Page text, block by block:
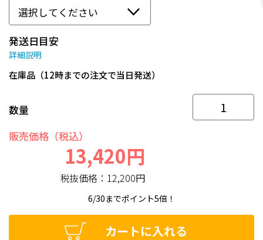
発送日目安
詳細説明
在庫品（12時までの注文で当日発送）
数量
販売価格（税込）
13,420円
税抜価格： 12,200円
6/30までポイント5倍！
カートに入れる